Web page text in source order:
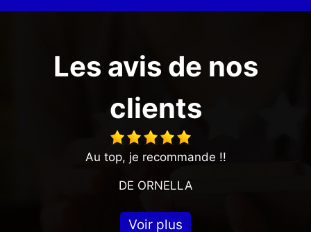
Les avis de nos
clients
Au top, je recommande !!
DE ORNELLA
Voir plus